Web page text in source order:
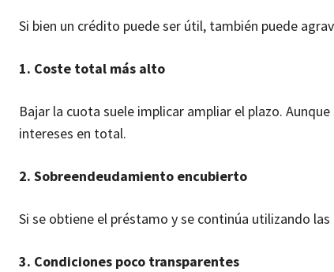
Si bien un crédito puede ser útil, también puede
1. Coste total más alto
Bajar la cuota suele implicar ampliar el plazo.
intereses en total.
2. Sobreendeudamiento encubierto
Si se obtiene el préstamo y se continúa utilizando
3. Condiciones poco transparentes